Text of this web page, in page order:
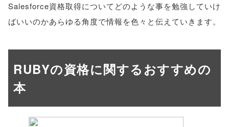
Salesforce資格取得についてどのような事を勉強していけ
ばいいのかあらゆる角度で情報を色々と伝えていきます。
RUBYの資格に関するおすすめの
本